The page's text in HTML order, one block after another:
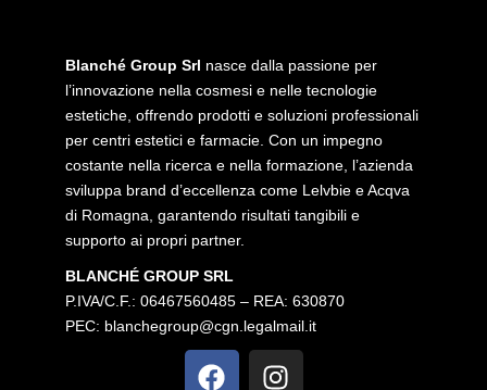
Blanché Group Srl nasce dalla passione per
l’innovazione nella cosmesi e nelle tecnologie
estetiche, offrendo prodotti e soluzioni professionali
per centri estetici e farmacie. Con un impegno
costante nella ricerca e nella formazione, l’azienda
sviluppa brand d’eccellenza come Lelvbie e Acqva
di Romagna, garantendo risultati tangibili e
supporto ai propri partner.
BLANCHÉ GROUP SRL
P.IVA/C.F.: 06467560485 – REA: 630870
PEC: blanchegroup@cgn.legalmail.it